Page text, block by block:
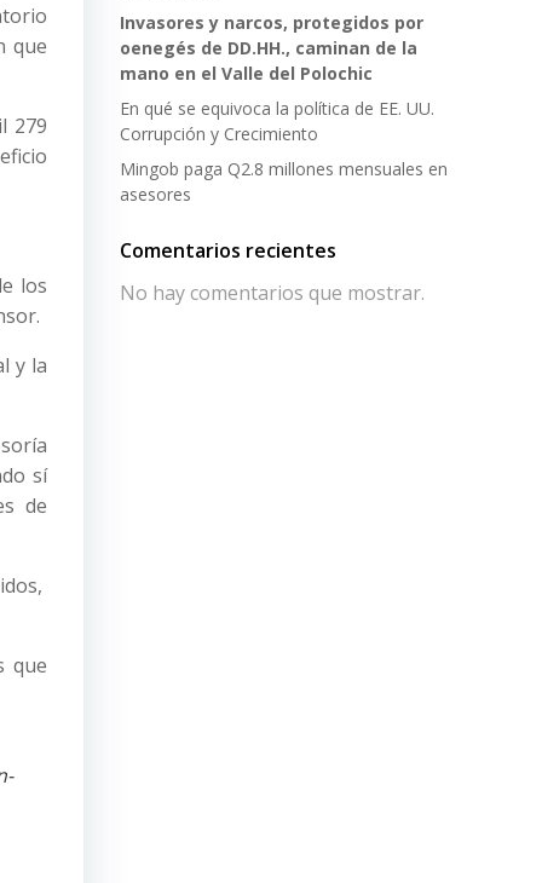
que
279
los
y la
sí
de
que
Invasores y narcos, protegidos por
oenegés de DD.HH., caminan de la
mano en el Valle del Polochic
En qué se equivoca la política de EE. UU.
Corrupción y Crecimiento
Mingob paga Q2.8 millones mensuales en
asesores
Comentarios recientes
No hay comentarios que mostrar.